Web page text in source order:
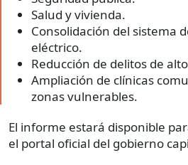
Salud y vivienda.
Consolidación del sistema
eléctrico.
Reducción de delitos de
Ampliación de clínicas
zonas vulnerables.
El informe estará disponible
el portal oficial del gobierno